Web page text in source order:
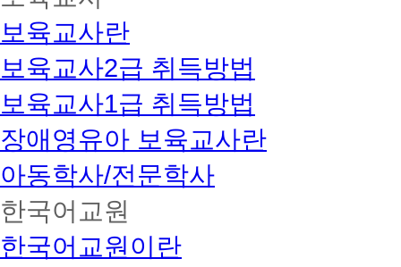
보육교사란
보육교사2급 취득방법
보육교사1급 취득방법
장애영유아 보육교사란
아동학사/전문학사
한국어교원
한국어교원이란